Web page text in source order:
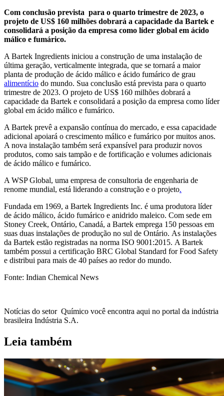
Com conclusão prevista para o quarto trimestre de 2023, o
projeto de US$ 160 milhões dobrará a capacidade da Bartek e
consolidará a posição da empresa como líder global em ácido
málico e fumárico.
A Bartek Ingredients iniciou a construção de uma instalação de
última geração, verticalmente integrada, que se tornará a maior
planta de produção de ácido málico e ácido fumárico de grau
alimentício do mundo. Sua conclusão está prevista para o quarto
trimestre de 2023. O projeto de US$ 160 milhões dobrará a
capacidade da Bartek e consolidará a posição da empresa como líder
global em ácido málico e fumárico.
A Bartek prevê a expansão contínua do mercado, e essa capacidade
adicional apoiará o crescimento málico e fumárico por muitos anos.
A nova instalação também será expansível para produzir novos
produtos, como sais tampão e de fortificação e volumes adicionais
de ácido málico e fumárico.
A WSP Global, uma empresa de consultoria de engenharia de
renome mundial, está liderando a construção e o projeto.
Fundada em 1969, a Bartek Ingredients Inc. é uma produtora líder
de ácido málico, ácido fumárico e anidrido maleico. Com sede em
Stoney Creek, Ontário, Canadá, a Bartek emprega 150 pessoas em
suas duas instalações de produção no sul de Ontário. As instalações
da Bartek estão registradas na norma ISO 9001:2015. A Bartek
também possui a certificação BRC Global Standard for Food Safety
e distribui para mais de 40 países ao redor do mundo.
Fonte: Indian Chemical News
Notícias do setor Químico você encontra aqui no portal da indústria
brasileira Indústria S.A.
Leia também